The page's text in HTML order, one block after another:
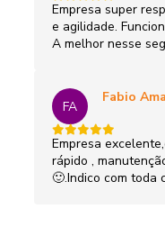
Empresa super
e agilidade. Funcionários capacitados e atenciosos.
A melhor nesse
FA
Fabio
Empresa
rápido ,
🙂.Indico com toda